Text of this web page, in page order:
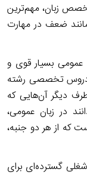
زبان، مهم‌ترین
ضعف در مهارت
عمومی بسیار قوی و
دروس تخصصی رشته
دیگر آن‌هایی که
در زبان عمومی،
از هر دو جنبه،
گسترده‌ای برای